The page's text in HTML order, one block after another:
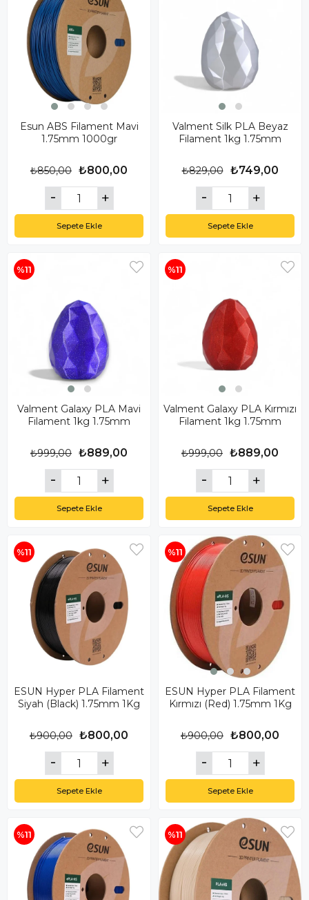
Esun ABS Filament Mavi
1.75mm 1000gr
₺800,00
₺850,00
Sepete Ekle
Valment Silk PLA Beyaz
Filament 1kg 1.75mm
₺749,00
₺829,00
Sepete Ekle
Valment Galaxy PLA Mavi
Filament 1kg 1.75mm
₺889,00
₺999,00
Sepete Ekle
%11
Valment Galaxy PLA Kırmızı
Filament 1kg 1.75mm
₺889,00
₺999,00
Sepete Ekle
%11
ESUN Hyper PLA Filament
Siyah (Black) 1.75mm 1Kg
₺800,00
₺900,00
Sepete Ekle
%11
ESUN Hyper PLA Filament
Kırmızı (Red) 1.75mm 1Kg
₺800,00
₺900,00
Sepete Ekle
%11
%11 %11